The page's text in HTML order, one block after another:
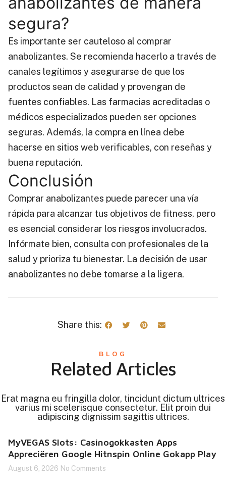
segura?
Es importante ser cauteloso al comprar
anabolizantes. Se recomienda hacerlo a través de
canales legítimos y asegurarse de que los
productos sean de calidad y provengan de
fuentes confiables. Las farmacias acreditadas o
médicos especializados pueden ser opciones
seguras. Además, la compra en línea debe
hacerse en sitios web verificables, con reseñas y
buena reputación.
Conclusión
Comprar anabolizantes puede parecer una vía
rápida para alcanzar tus objetivos de fitness, pero
es esencial considerar los riesgos involucrados.
Infórmate bien, consulta con profesionales de la
salud y prioriza tu bienestar. La decisión de usar
anabolizantes no debe tomarse a la ligera.
Share this:
BLOG
Related Articles
Erat magna eu fringilla dolor, tincidunt dictum ultrices
varius mi scelerisque consectetur. Elit proin dui
adipiscing dignissim sagittis ultrices.
MyVEGAS Slots: Casinogokkasten Apps
Appreciëren Google Hitnspin Online Gokapp Play
August 6, 2026 No Comments